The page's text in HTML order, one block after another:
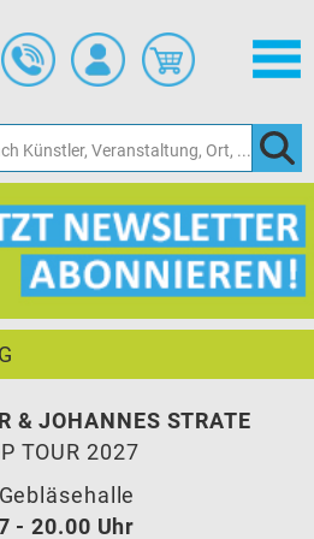
Hauptinhalt
springen
& JOHANNES STRATE
TOUR 2027
- 20.00 Uhr